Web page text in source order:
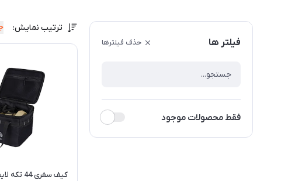
فیلتر ها حذف فیلترها
فقط محصولات موجود
ترتیب نمایش:
کیف سفری